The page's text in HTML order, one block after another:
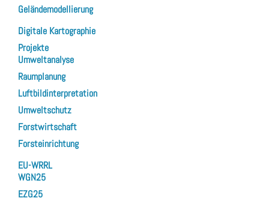
Geländemodellierung
Digitale Kartographie
Projekte
Umweltanalyse
Raumplanung
Luftbildinterpretation
Umweltschutz
Forstwirtschaft
Forsteinrichtung
EU-WRRL
WGN25
EZG25